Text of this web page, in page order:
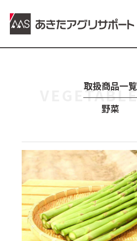
取扱商品一覧
野菜